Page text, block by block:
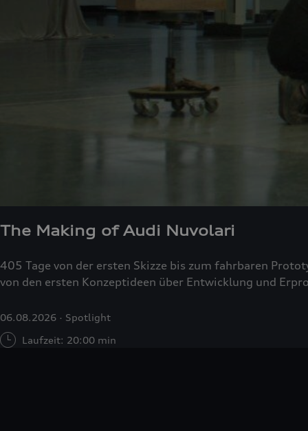
The Making of Audi Nuvolari
405 Tage von der ersten Skizze bis zum fahrbaren
von den ersten Konzeptideen über Entwicklung und
06.08.2026
Spotlight
Laufzeit: 20:00 min